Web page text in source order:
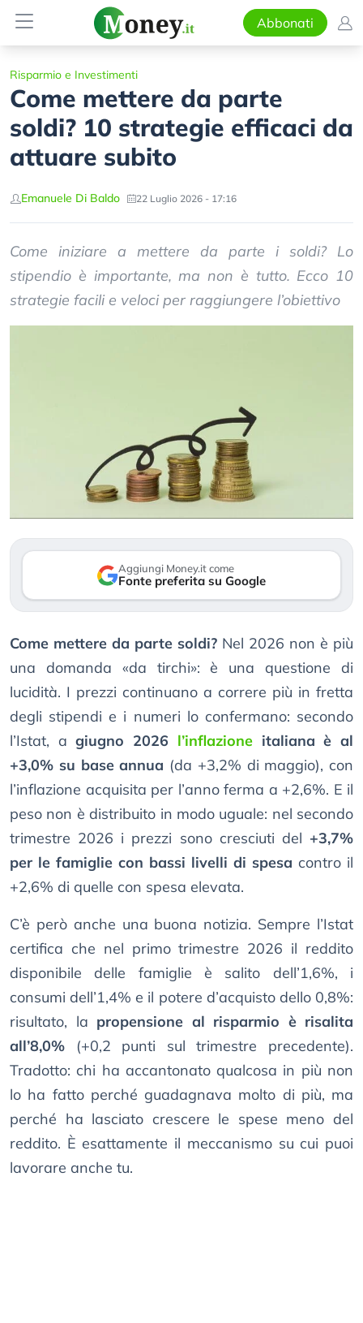
Abbonati
Risparmio e Investimenti
Come mettere da parte
soldi? 10 strategie efficaci da
attuare subito
Emanuele Di Baldo 22 Luglio 2026 - 17:16
Come iniziare a mettere da parte i soldi? Lo
stipendio è importante, ma non è tutto. Ecco 10
strategie facili e veloci per raggiungere l’obiettivo
Aggiungi Money.it come
Fonte preferita su Google
Come mettere da parte soldi? Nel 2026 non è più
una domanda «da tirchi»: è una questione di
lucidità. I prezzi continuano a correre più in fretta
degli stipendi e i numeri lo confermano: secondo
l’Istat, agiugno 2026 l’inflazioneitaliana è al
+3,0% su base annua (da +3,2% di maggio), con
l’inflazione acquisita per l’anno ferma a +2,6%. E il
peso non è distribuito in modo uguale: nel secondo
trimestre 2026 i prezzi sono cresciuti del +3,7%
per le famiglie con bassi livelli di spesa contro il
+2,6% di quelle con spesa elevata.
C’è però anche una buona notizia. Sempre l’Istat
certifica che nel primo trimestre 2026 il reddito
disponibile delle famiglie è salito dell’1,6%, i
consumi dell’1,4% e il potere d’acquisto dello 0,8%:
risultato, la propensione al risparmio è risalita
all’8,0% (+0,2 punti sul trimestre precedente).
Tradotto: chi ha accantonato qualcosa in più non
lo ha fatto perché guadagnava molto di più, ma
perché ha lasciato crescere le spese meno del
reddito. È esattamente il meccanismo su cui puoi
lavorare anche tu.